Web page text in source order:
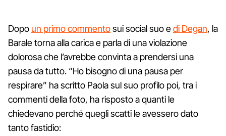
Dopo un primo commentosui social suo edi Degan, la
Barale torna alla carica e parla di una violazione
dolorosa che l’avrebbe convinta a prendersi una
pausa da tutto. “Ho bisogno di una pausa per
respirare” ha scritto Paola sul suo profilo poi, tra i
commenti della foto, ha risposto a quanti le
chiedevano perché quegli scatti le avessero dato
tanto fastidio: